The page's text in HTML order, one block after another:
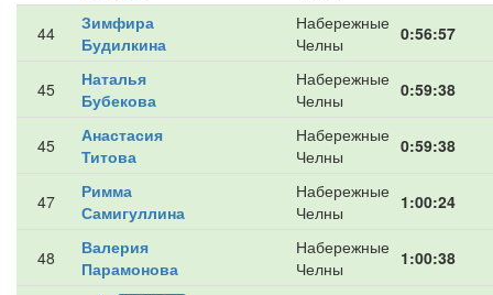
44
Зимфира
Будилкина
Набережные
Челны
0:56:57
45
Наталья
Бубекова
Набережные
Челны
0:59:38
45
Анастасия
Титова
Набережные
Челны
0:59:38
47
Римма
Самигуллина
Набережные
Челны
1:00:24
48
Валерия
Парамонова
Набережные
Челны
1:00:38